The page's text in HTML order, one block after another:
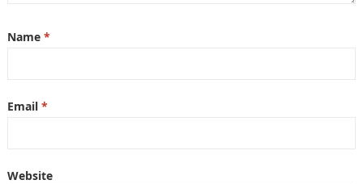
Name *
Email *
Website